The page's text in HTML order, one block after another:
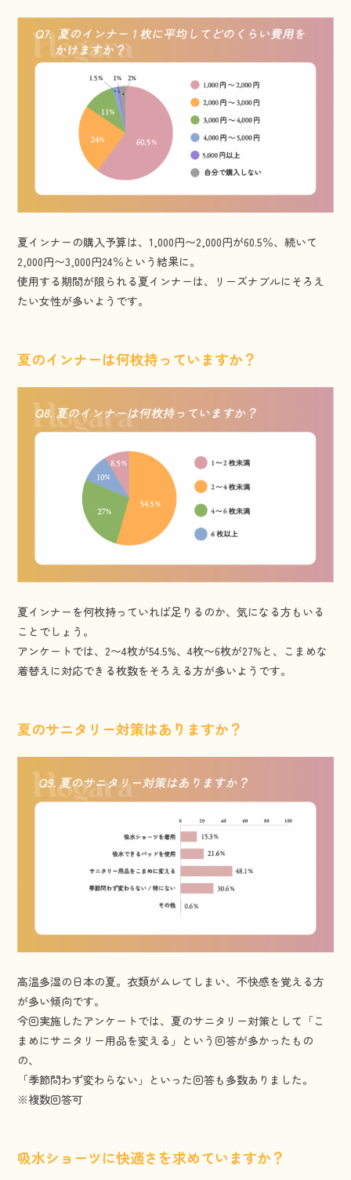
夏インナーの購入予算は、1,000円〜2,000円が60.5％、続いて
2,000円〜3,000円24％という結果に。
使用する期間が限られる夏インナーは、リーズナブルにそろえ
たい女性が多いようです。
夏のインナーは何枚持っていますか？
夏インナーを何枚持っていれば足りるのか、気になる方もいる
ことでしょう。
アンケートでは、2〜4枚が54.5%、4枚〜6枚が27%と、こまめな
着替えに対応できる枚数をそろえる方が多いようです。
夏のサニタリー対策はありますか？
高温多湿の日本の夏。衣類がムレてしまい、不快感を覚える方
が多い傾向です。
今回実施したアンケートでは、夏のサニタリー対策として「こ
まめにサニタリー用品を変える」という回答が多かったもの
の、
「季節問わず変わらない」といった回答も多数ありました。
※複数回答可
吸水ショーツに快適さを求めていますか？